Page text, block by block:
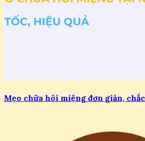
Mẹo chữa hôi miệng đơn giản,